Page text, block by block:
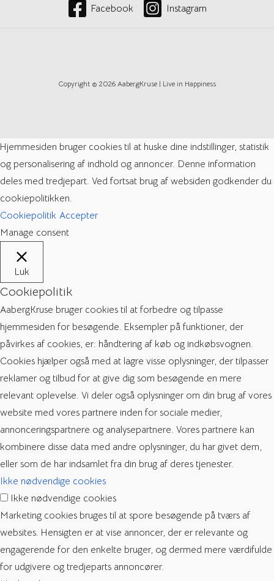
Facebook Instagram
Copyright © 2026 AabergKruse | Live in Happiness
Hjemmesiden bruger cookies til at huske dine indstillinger, statistik
og personalisering af indhold og annoncer. Denne information
deles med tredjepart. Ved fortsat brug af websiden godkender du
cookiepolitikken.
Cookiepolitik Accepter
Manage consent
Luk
Cookiepolitik
AabergKruse bruger cookies til at forbedre og tilpasse
hjemmesiden for besøgende. Eksempler på funktioner, der
påvirkes af cookies, er: håndtering af køb og indkøbsvognen.
Cookies hjælper også med at lagre visse oplysninger, der tilpasser
reklamer og tilbud for at give dig som besøgende en mere
relevant oplevelse. Vi deler også oplysninger om din brug af vores
website med vores partnere inden for sociale medier,
annonceringspartnere og analysepartnere. Vores partnere kan
kombinere disse data med andre oplysninger, du har givet dem,
eller som de har indsamlet fra din brug af deres tjenester.
Ikke nødvendige cookies
Ikke nødvendige cookies
Marketing cookies bruges til at spore besøgende på tværs af
websites. Hensigten er at vise annoncer, der er relevante og
engagerende for den enkelte bruger, og dermed mere værdifulde
for udgivere og tredjeparts annoncører.